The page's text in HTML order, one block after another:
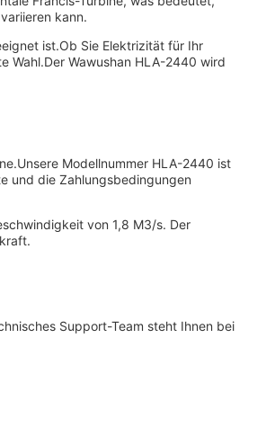
kann.
ist.Ob Sie Elektrizität für Ihr
Wahl.Der Wawushan HLA-2440 wird
Modellnummer HLA-2440 ist
und die Zahlungsbedingungen
von 1,8 M3/s. Der
Support-Team steht Ihnen bei